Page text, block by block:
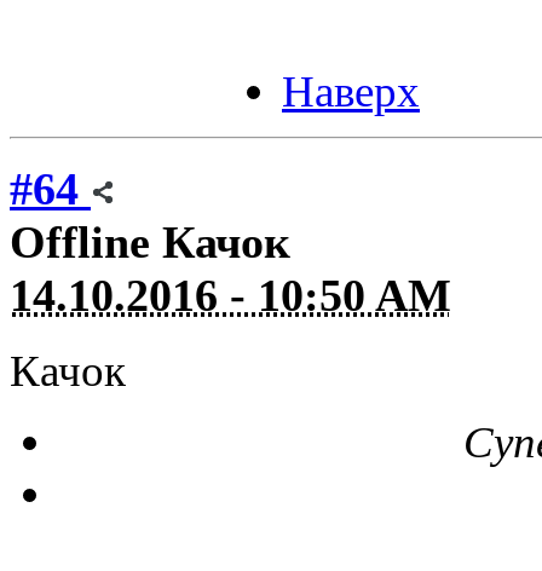
Наверх
#64
Offline Качок
14.10.2016 - 10:50 AM
Качок